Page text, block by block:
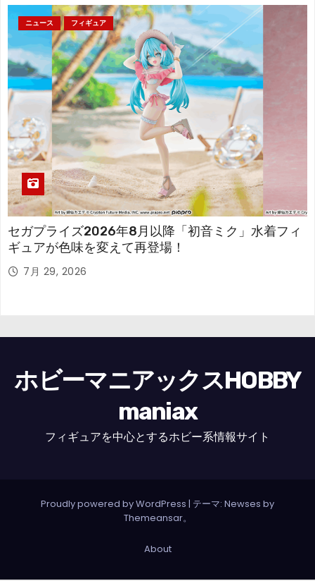
ニュース フィギュア
セガプライズ2026年8月以降「初音ミク」水着フィ
ギュアが色味を変えて再登場！
7月 29, 2026
ホビーマニアックスHOBBY
maniax
フィギュアを中心とするホビー系情報サイト
Proudly powered by WordPress | テーマ: Newses by
Themeansar。
About